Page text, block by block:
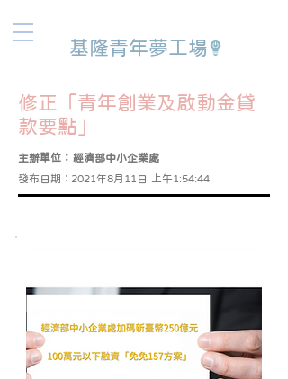
基隆青年夢工場
修正「青年創業及啟動金貸
款要點」
主辦單位：
發布日期：
經濟部中小企業處
2021年8月11日 上午1:54:44